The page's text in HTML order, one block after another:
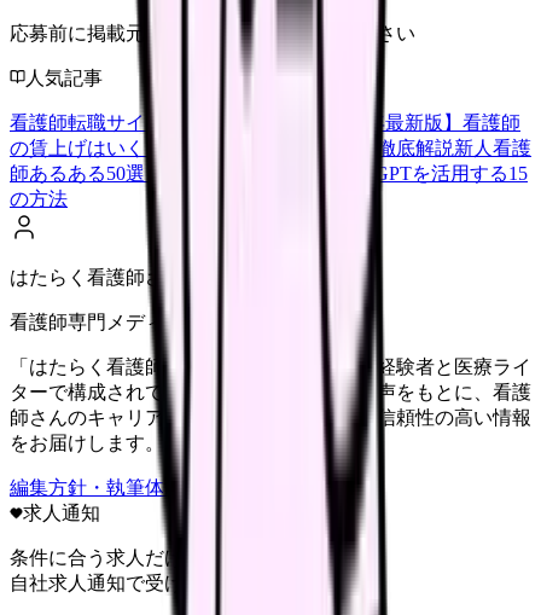
応募前に掲載元の最新情報を確認してください
人気記事
看護師転職サイトランキングTOP5【2026年最新版】 看護師
の賃上げはいくら？2026年度の最新情報を徹底解説新人看護
師あるある50選【共感必至】
看護師がChatGPTを活用する15
の方法
はたらく看護師さん編集部
看護師専門メディア
「はたらく看護師さん」編集部は、看護師経験者と医療ライ
ターで構成されています。現場のリアルな声をもとに、看護
師さんのキャリア・転職・働き方に関する信頼性の高い情報
をお届けします。
編集方針・執筆体制・監修体制を見る
求人通知
条件に合う求人だけ
自社求人通知で受け取る